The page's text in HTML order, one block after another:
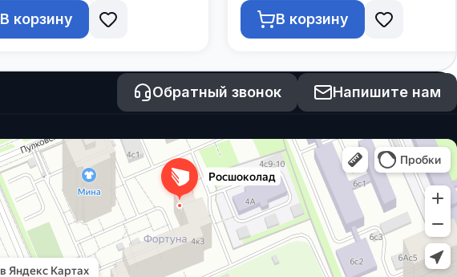
В корзину
В корзину
Обратный звонок Напишите нам